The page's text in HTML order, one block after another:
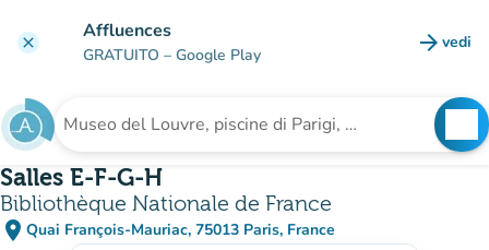
clear Affluences
GRATUITO – Google Play arrow_forward vedi
Cerca una struttura
Salles E-F-G-H
Bibliothèque Nationale de France
place Quai François-Mauriac, 75013 Paris, France
(apri in Google Maps)
(nuova scheda)